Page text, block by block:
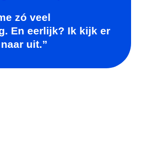
zó veel
En eerlijk? Ik kijk er
uit.”